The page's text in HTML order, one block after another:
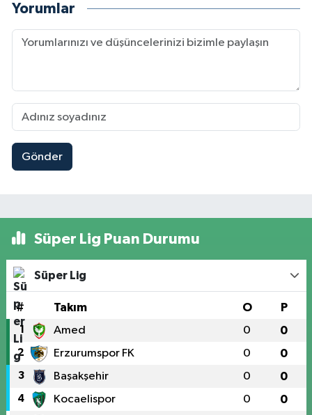
Yorumlar
Gönder
Süper Lig Puan Durumu
Süper Lig
# Takım O P
1 Amed 0 0
2 Erzurumspor FK 0 0
3 Başakşehir 0 0
4 Kocaelispor 0 0